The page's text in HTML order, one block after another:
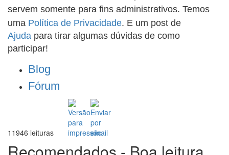
servem somente para fins administrativos. Temos
uma Política de Privacidade. E um post de
Ajuda para tirar algumas dúvidas de como
participar!
Blog
Fórum
11946 leituras